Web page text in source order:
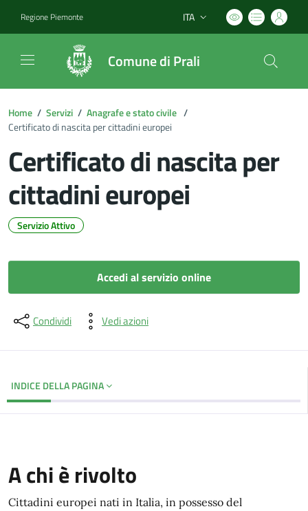
Regione Piemonte Lingua attiva:
ITA
Comune di Prali
Home / Servizi / Anagrafe e stato civile /
Certificato di nascita per cittadini europei
Certificato di nascita per
cittadini europei
Servizio Attivo
Accedi al servizio online
Condividi Vedi azioni
INDICE DELLA PAGINA
A chi è rivolto
Cittadini europei nati in Italia, in possesso del